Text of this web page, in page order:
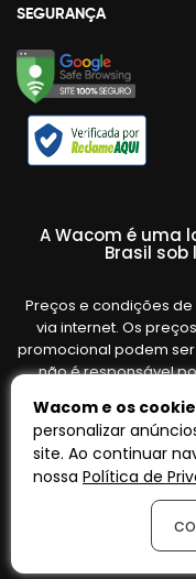
SEGURANÇA
A Wacom é uma
Brasil sob
Preços e condições
via internet. Os
promocional podem
não é responsável
variar de acordo com
válidas até o término
análise
Wacom e os
personalizar
site. Ao continuar
nossa Política de